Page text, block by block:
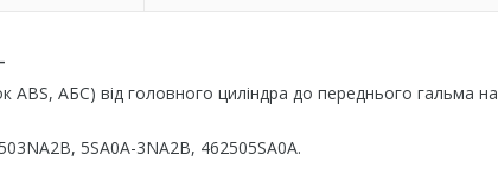
ABS, АБС) від головного циліндра до переднього гальма на
5SA0A-3NA2B, 462505SA0A.